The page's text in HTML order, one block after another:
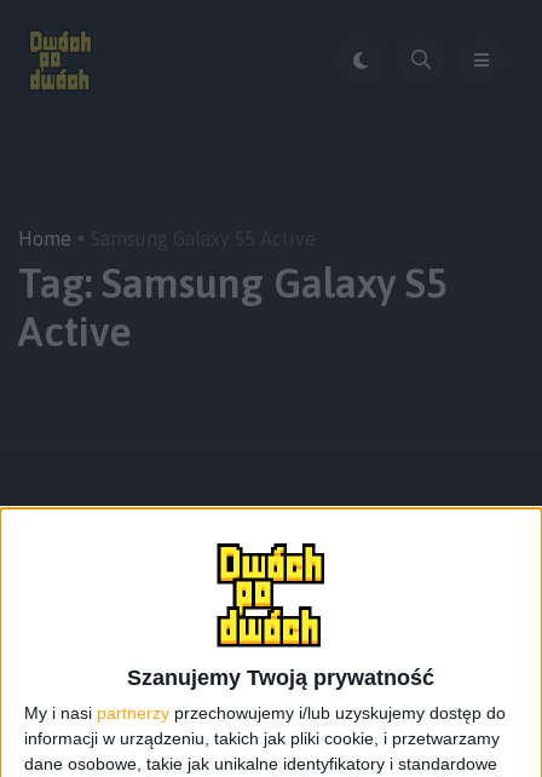
Szanujemy Twoją prywatność
My i nasi partnerzy przechowujemy i/lub uzyskujemy dostęp do
informacji w urządzeniu, takich jak pliki cookie, i przetwarzamy
dane osobowe, takie jak unikalne identyfikatory i standardowe
Home
Tag: Samsung Galaxy S5
Active
Smartfony